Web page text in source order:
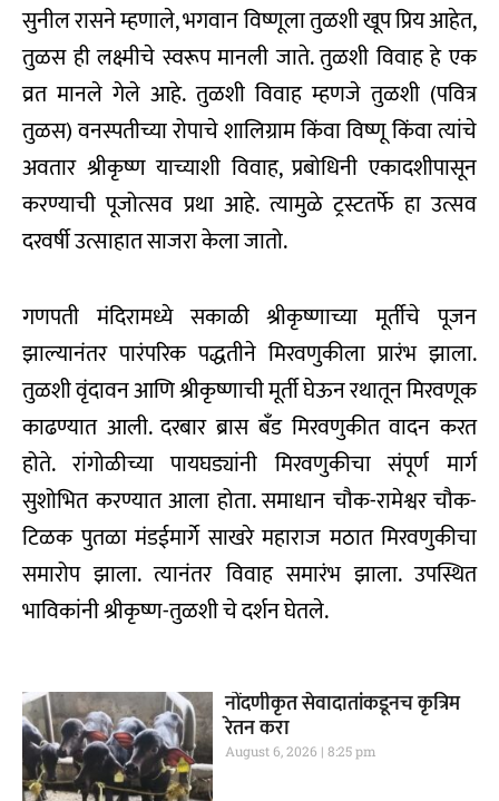
सुनील रासने म्हणाले, भगवान विष्णूला तुळशी खूप प्रिय आहेत,
तुळस ही लक्ष्मीचे स्वरूप मानली जाते. तुळशी विवाह हे एक
व्रत मानले गेले आहे. तुळशी विवाह म्हणजे तुळशी (पवित्र
तुळस) वनस्पतीच्या रोपाचे शालिग्राम किंवा विष्णू किंवा त्यांचे
अवतार श्रीकृष्ण याच्याशी विवाह, प्रबोधिनी एकादशीपासून
करण्याची पूजोत्सव प्रथा आहे. त्यामुळे ट्रस्टतर्फे हा उत्सव
दरवर्षी उत्साहात साजरा केला जातो.
गणपती मंदिरामध्ये सकाळी श्रीकृष्णाच्या मूर्तीचे पूजन
झाल्यानंतर पारंपरिक पद्धतीने मिरवणुकीला प्रारंभ झाला.
तुळशी वृंदावन आणि श्रीकृष्णाची मूर्ती घेऊन रथातून मिरवणूक
काढण्यात आली. दरबार ब्रास बँड मिरवणुकीत वादन करत
होते. रांगोळीच्या पायघड्यांनी मिरवणुकीचा संपूर्ण मार्ग
सुशोभित करण्यात आला होता. समाधान चौक-रामेश्वर चौक-
टिळक पुतळा मंडईमार्गे साखरे महाराज मठात मिरवणुकीचा
समारोप झाला. त्यानंतर विवाह समारंभ झाला. उपस्थित
भाविकांनी श्रीकृष्ण-तुळशी चे दर्शन घेतले.
नोंदणीकृत सेवादातांकडूनच कृत्रिम
रेतन करा
August 6, 2026 8:25 pm